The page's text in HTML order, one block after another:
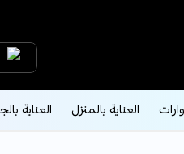
العناية بالمنزل العناية